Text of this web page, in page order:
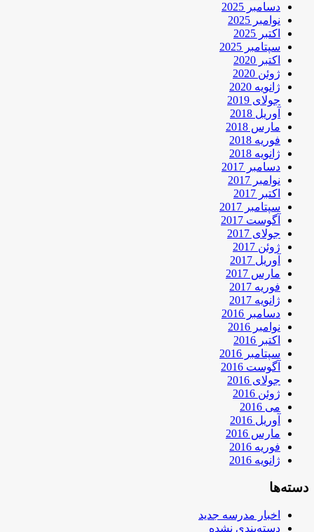
دسامبر 2025
نوامبر 2025
اکتبر 2025
سپتامبر 2025
اکتبر 2020
ژوئن 2020
ژانویه 2020
جولای 2019
آوریل 2018
مارس 2018
فوریه 2018
ژانویه 2018
دسامبر 2017
نوامبر 2017
اکتبر 2017
سپتامبر 2017
آگوست 2017
جولای 2017
ژوئن 2017
آوریل 2017
مارس 2017
فوریه 2017
ژانویه 2017
دسامبر 2016
نوامبر 2016
اکتبر 2016
سپتامبر 2016
آگوست 2016
جولای 2016
ژوئن 2016
می 2016
آوریل 2016
مارس 2016
فوریه 2016
ژانویه 2016
دسته‌ها
اخبار مدرسه جدید
دسته‌بندی نشده